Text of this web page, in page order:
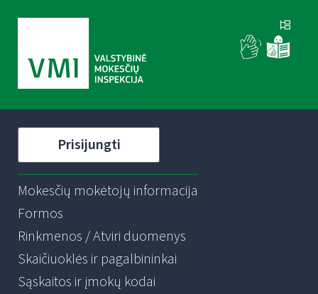
Prisijungti
Mokesčių mokėtojų informacija
Formos
Rinkmenos / Atviri duomenys
Skaičiuoklės ir pagalbininkai
Sąskaitos ir įmokų kodai